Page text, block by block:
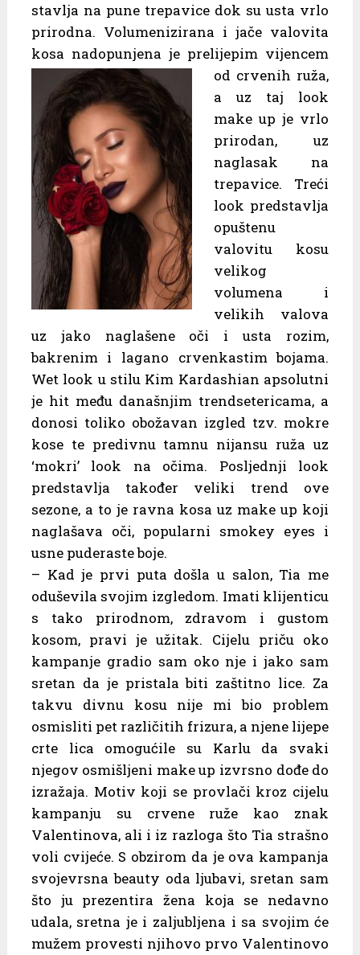
stavlja na pune trepavice dok su usta vrlo
prirodna. Volumenizirana i jače valovita
kosa nadopunjena je prelijepim vijencem
od crvenih ruža,
a uz taj look
make up je vrlo
prirodan, uz
naglasak na
trepavice. Treći
look predstavlja
opuštenu
valovitu kosu
velikog
volumena i
velikih valova
uz jako naglašene oči i usta rozim,
bakrenim i lagano crvenkastim bojama.
Wet look u stilu Kim Kardashian apsolutni
je hit među današnjim trendsetericama, a
donosi toliko obožavan izgled tzv. mokre
kose te predivnu tamnu nijansu ruža uz
‘mokri’ look na očima. Posljednji look
predstavlja također veliki trend ove
sezone, a to je ravna kosa uz make up koji
naglašava oči, popularni smokey eyes i
usne puderaste boje.
– Kad je prvi puta došla u salon, Tia me
oduševila svojim izgledom. Imati klijenticu
s tako prirodnom, zdravom i gustom
kosom, pravi je užitak. Cijelu priču oko
kampanje gradio sam oko nje i jako sam
sretan da je pristala biti zaštitno lice. Za
takvu divnu kosu nije mi bio problem
osmisliti pet različitih frizura, a njene lijepe
crte lica omogućile su Karlu da svaki
njegov osmišljeni make up izvrsno dođe do
izražaja. Motiv koji se provlači kroz cijelu
kampanju su crvene ruže kao znak
Valentinova, ali i iz razloga što Tia strašno
voli cvijeće. S obzirom da je ova kampanja
svojevrsna beauty oda ljubavi, sretan sam
što ju prezentira žena koja se nedavno
udala, sretna je i zaljubljena i sa svojim će
mužem provesti njihovo prvo Valentinovo